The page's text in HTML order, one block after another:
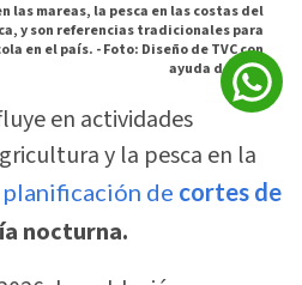
las mareas, la pesca en las costas del
y son referencias tradicionales para
en el país. -Foto: Diseño de TVC con
ayuda de la IA
en actividades
y la pesca en la
planificación de cortes de
nocturna.